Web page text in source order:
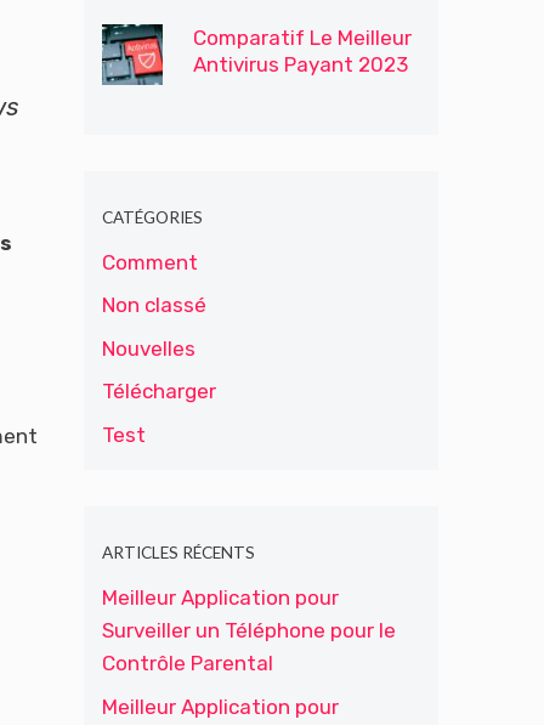
Comparatif Le Meilleur
Antivirus Payant 2023
CATÉGORIES
Comment
Non classé
Nouvelles
Télécharger
Test
ARTICLES RÉCENTS
Meilleur Application pour
Surveiller un Téléphone pour le
Contrôle Parental
Meilleur Application pour